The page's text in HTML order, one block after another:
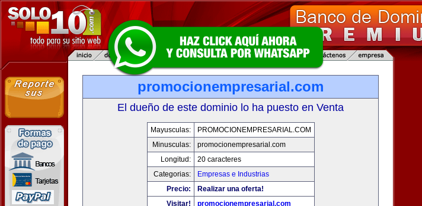
promocionempresarial.com
El dueño de este dominio lo ha puesto en Venta
Mayusculas:
PROMOCIONEMPRESARIAL.COM
Minusculas:
promocionempresarial.com
Longitud:
20 caracteres
Categorias:
Empresas e Industrias
Precio:
Realizar una oferta!
Visitar!
promocionempresarial.com